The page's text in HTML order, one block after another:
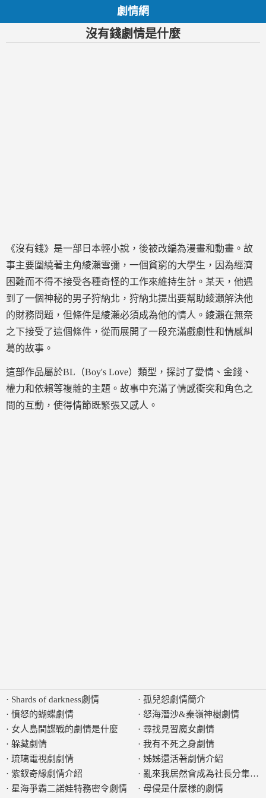
劇情網
沒有錢劇情是什麼
《沒有錢》是一部日本輕小說，後被改編為漫畫和動畫。故
事主要圍繞著主角綾瀨雪彌，一個貧窮的大學生，因為經濟
困難而不得不接受各種奇怪的工作來維持生計。某天，他遇
到了一個神秘的男子狩納北，狩納北提出要幫助綾瀨解決他
的財務問題，但條件是綾瀨必須成為他的情人。綾瀨在無奈
之下接受了這個條件，從而展開了一段充滿戲劇性和情感糾
葛的故事。
這部作品屬於BL（Boy's Love）類型，探討了愛情、金錢、
權力和依賴等複雜的主題。故事中充滿了情感衝突和角色之
間的互動，使得情節既緊張又感人。
· Shards of darkness劇情
· 憤怒的蝴蝶劇情
· 女人島間諜戰的劇情是什麼
· 躲藏劇情
· 琉璃電視劇劇情
· 紫釵奇緣劇情介紹
· 星海爭霸二諾娃特務密令劇情
· 孤兒怨劇情簡介
· 怒海潛沙&秦嶺神樹劇情
· 尋找見習魔女劇情
· 我有不死之身劇情
· 姊姊還活著劇情介紹
· 亂來我居然會成為社長分集劇
· 母侵是什麼樣的劇情